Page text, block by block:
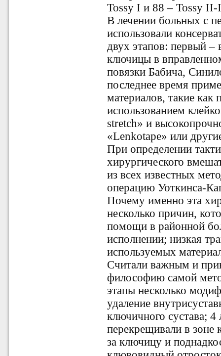
Tossy I и 88 – Tossy
В лечении больных с
использовали
двух этапов: первый –
ключицы в
повязки Бабича,
последнее время
материалов, такие как
использованием
stretch» и
«Lenkotape» или
При определении
хирургического
из всех известных
операцию Уоткинса-
Почему именно эта
несколько причин,
помощи в районной
исполнении; низкая
используемых
Считали важным и
философию самой
этапы несколько
удаление
ключичного сустава;
перекрещивали в зоне
за ключицу и